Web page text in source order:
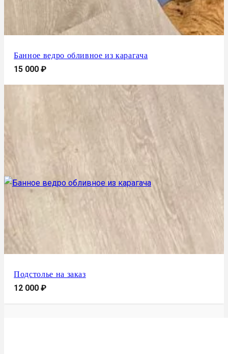
Банное ведро обливное из карагача
15 000₽
Подстолье на заказ
12 000₽